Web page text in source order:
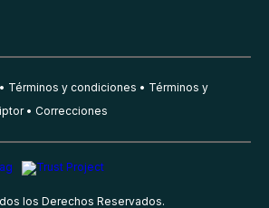
Términos y condiciones
Términos y
Correcciones
los Derechos Reservados.